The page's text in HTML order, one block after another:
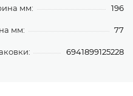
мм: 196
мм: 77
6941899125228